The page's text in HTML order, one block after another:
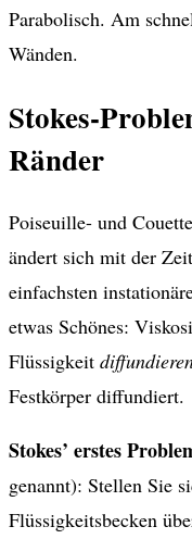
Parabolisch. Am
Wänden.
Stokes-
Ränder
Poiseuille- und
ändert sich mit der
einfachsten
etwas Schönes:
Flüssigkeit
Festkörper diffundiert.
Stokes’ erstes
genannt): Stellen Sie
Flüssigkeitsbecken